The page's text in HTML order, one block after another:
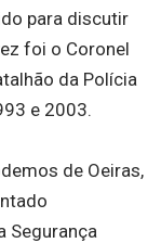
para discutir
foi o Coronel
da Polícia
e 2003.
de Oeiras,
Segurança